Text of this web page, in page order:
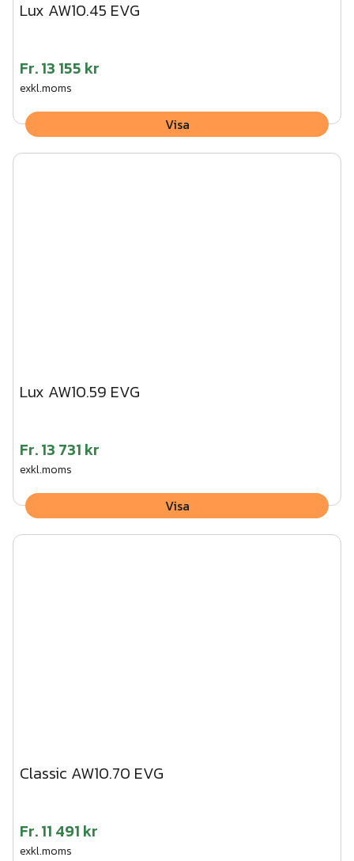
Lux AW10.45 EVG
Fr.13 155 kr
exkl.moms
Visa
Lux AW10.59 EVG
Fr.13 731 kr
exkl.moms
Visa
Classic AW10.70 EVG
Fr.11 491 kr
exkl.moms